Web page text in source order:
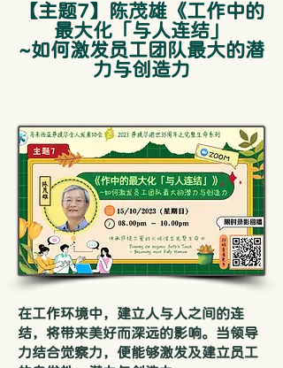
【主题7】陈茂雄《工作中的
最大化「与人连结」
~如何激发员工团队最大的潜
力与创造力
在工作环境中，建立人与人之间的连
结，将带来美好而深远的影响。当领导
力结合觉察力，便能够激发及建立员工